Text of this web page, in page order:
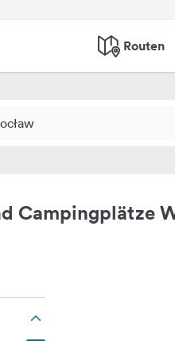
Routen
Campingplätze